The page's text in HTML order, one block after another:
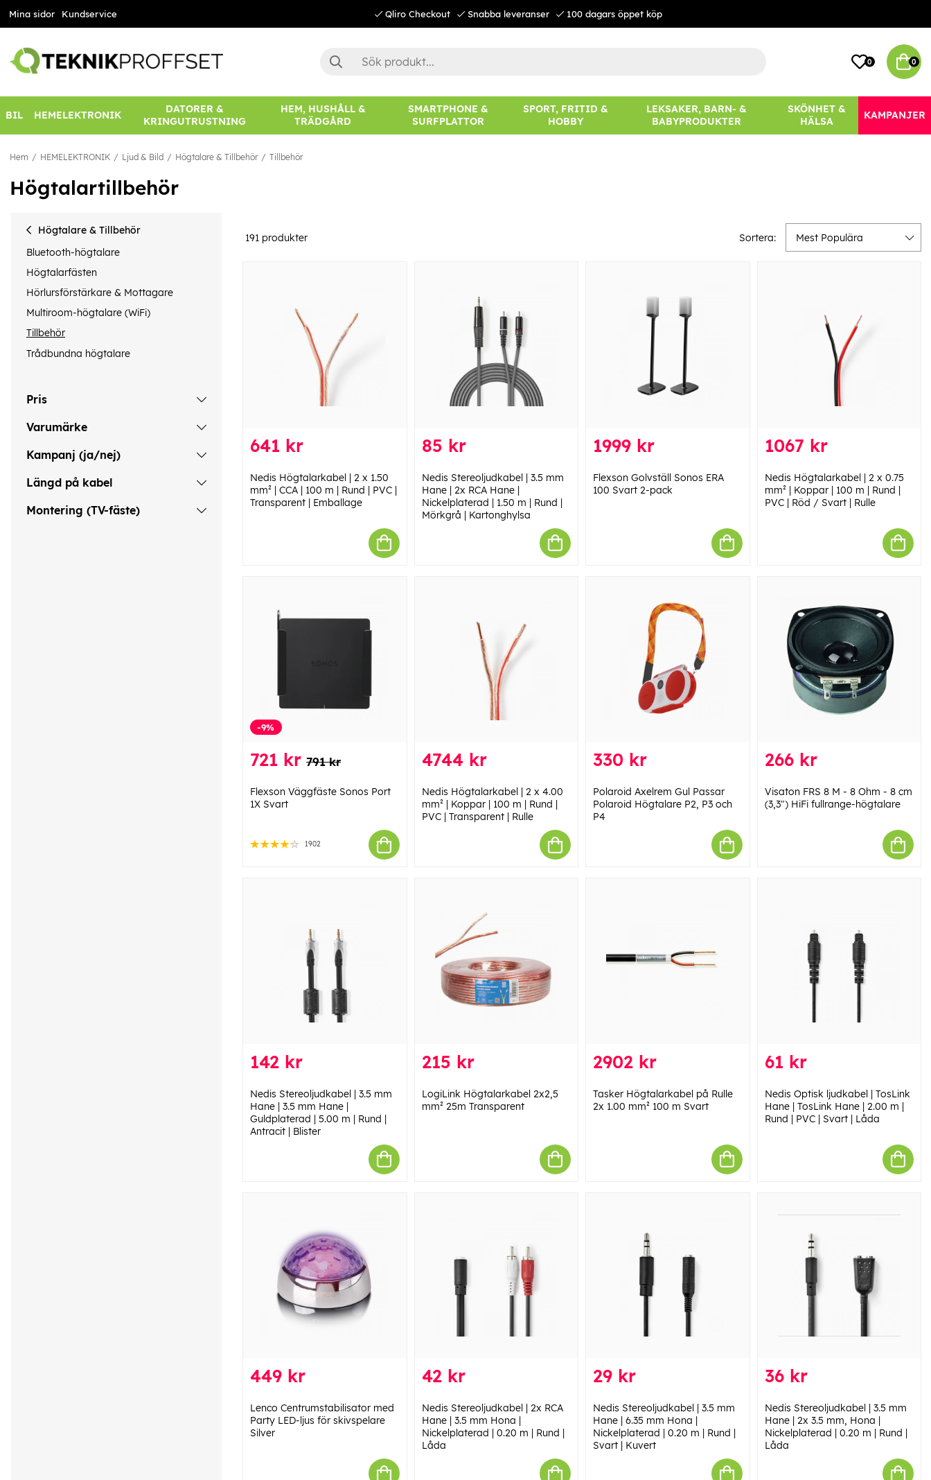
Mina sidor Kundservice Qliro Checkout Snabba leveranser 100 dagars öppet köp
0 0
BIL HEMELEKTRONIK
DATORER &
KRINGUTRUSTNING
HEM, HUSHÅLL &
TRÄDGÅRD
SMARTPHONE &
SURFPLATTOR
SPORT, FRITID &
HOBBY
LEKSAKER, BARN- &
BABYPRODUKTER
SKÖNHET &
HÄLSA
KAMPANJER
Hem HEMELEKTRONIK Ljud & Bild Högtalare & Tillbehör Tillbehör
Högtalartillbehör
Högtalare & Tillbehör
Bluetooth-högtalare
Högtalarfästen
Hörlursförstärkare & Mottagare
Multiroom-högtalare (WiFi)
Tillbehör
Trådbundna högtalare
Pris
Varumärke
Kampanj (ja/nej)
Längd på kabel
Montering (TV-fäste)
191 produkter Sortera: Mest Populära
641 kr
Nedis Högtalarkabel | 2 x 1.50
mm² | CCA | 100 m | Rund | PVC |
Transparent | Emballage
85 kr
Nedis Stereoljudkabel | 3.5 mm
Hane | 2x RCA Hane |
Nickelplaterad | 1.50 m | Rund |
Mörkgrå | Kartonghylsa
1999 kr
Flexson Golvställ Sonos ERA
100 Svart 2-pack
1067 kr
Nedis Högtalarkabel | 2 x 0.75
mm² | Koppar | 100 m | Rund |
PVC | Röd / Svart | Rulle
-9%
721 kr 791 kr
Flexson Väggfäste Sonos Port
1X Svart
1902
4744 kr
Nedis Högtalarkabel | 2 x 4.00
mm² | Koppar | 100 m | Rund |
PVC | Transparent | Rulle
330 kr
Polaroid Axelrem Gul Passar
Polaroid Högtalare P2, P3 och
P4
266 kr
Visaton FRS 8 M - 8 Ohm - 8 cm
(3,3") HiFi fullrange-högtalare
142 kr
Nedis Stereoljudkabel | 3.5 mm
Hane | 3.5 mm Hane |
Guldplaterad | 5.00 m | Rund |
Antracit | Blister
215 kr
LogiLink Högtalarkabel 2x2,5
mm² 25m Transparent
2902 kr
Tasker Högtalarkabel på Rulle
2x 1.00 mm² 100 m Svart
61 kr
Nedis Optisk ljudkabel | TosLink
Hane | TosLink Hane | 2.00 m |
Rund | PVC | Svart | Låda
449 kr
Lenco Centrumstabilisator med
Party LED-ljus för skivspelare
Silver
42 kr
Nedis Stereoljudkabel | 2x RCA
Hane | 3.5 mm Hona |
Nickelplaterad | 0.20 m | Rund |
Låda
29 kr
Nedis Stereoljudkabel | 3.5 mm
Hane | 6.35 mm Hona |
Nickelplaterad | 0.20 m | Rund |
Svart | Kuvert
36 kr
Nedis Stereoljudkabel | 3.5 mm
Hane | 2x 3.5 mm, Hona |
Nickelplaterad | 0.20 m | Rund |
Låda